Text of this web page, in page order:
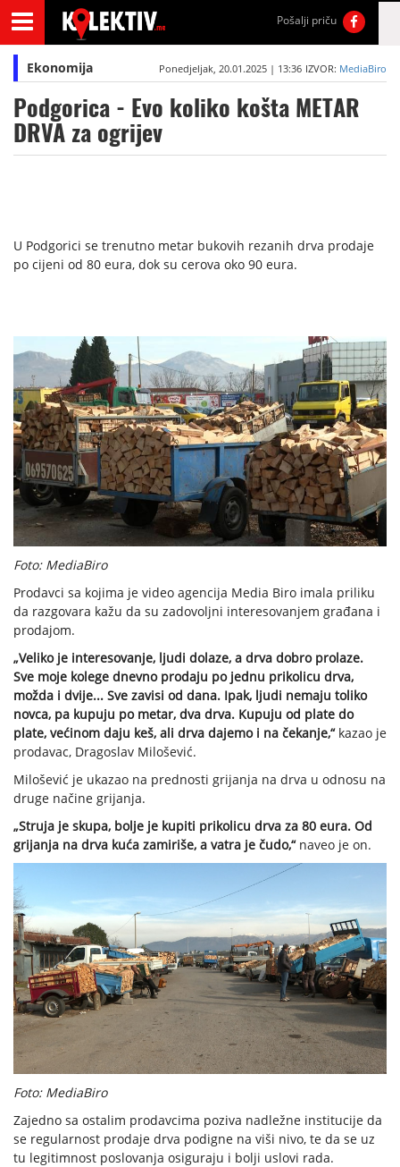
Pošalji priču
Ekonomija Ponedjeljak, 20.01.2025 | 13:36 IZVOR: MediaBiro
Podgorica - Evo koliko košta METAR
DRVA za ogrijev
U Podgorici se trenutno metar bukovih rezanih drva prodaje
po cijeni od 80 eura, dok su cerova oko 90 eura.
Foto: MediaBiro
Prodavci sa kojima je video agencija Media Biro imala priliku
da razgovara kažu da su zadovoljni interesovanjem građana i
prodajom.
„Veliko je interesovanje, ljudi dolaze, a drva dobro prolaze.
Sve moje kolege dnevno prodaju po jednu prikolicu drva,
možda i dvije... Sve zavisi od dana. Ipak, ljudi nemaju toliko
novca, pa kupuju po metar, dva drva. Kupuju od plate do
plate, većinom daju keš, ali drva dajemo i na čekanje,“kazao je
prodavac, Dragoslav Milošević.
Milošević je ukazao na prednosti grijanja na drva u odnosu na
druge načine grijanja.
„Struja je skupa, bolje je kupiti prikolicu drva za 80 eura. Od
grijanja na drva kuća zamiriše, a vatra je čudo,“naveo je on.
Foto: MediaBiro
Zajedno sa ostalim prodavcima poziva nadležne institucije da
se regularnost prodaje drva podigne na viši nivo, te da se uz
tu legitimnost poslovanja osiguraju i bolji uslovi rada.